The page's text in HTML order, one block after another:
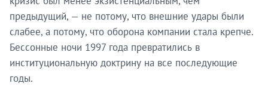
предыдущий, — не потому, что внешние удары были
слабее, а потому, что оборона компании стала крепче.
Бессонные ночи 1997 года превратились в
институциональную доктрину на все последующие
годы.